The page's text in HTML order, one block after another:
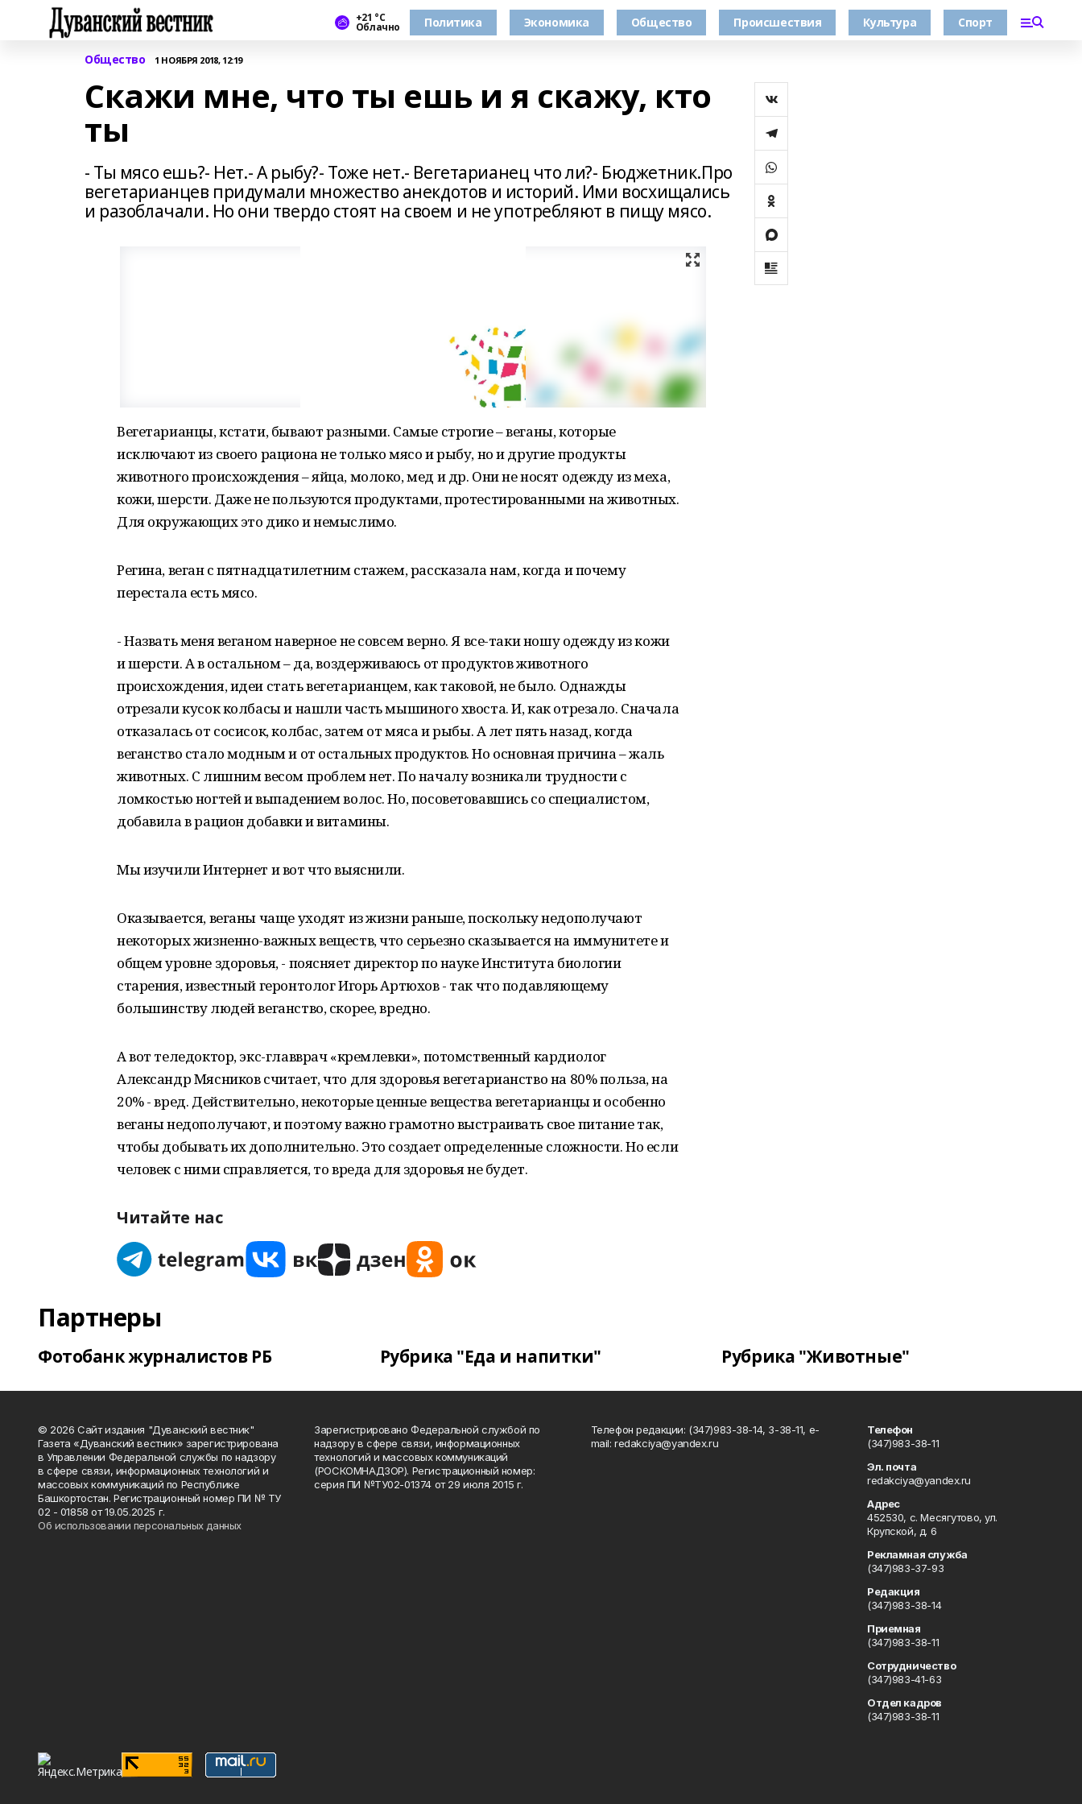
+21 °С
Облачно Политика Экономика Общество Происшествия Культура Спорт
Общество 1 НОЯБРЯ 2018, 12:19
Скажи мне, что ты ешь и я скажу, кто
ты
- Ты мясо ешь?- Нет.- А рыбу?- Тоже нет.- Вегетарианец что ли?- Бюджетник.Про
вегетарианцев придумали множество анекдотов и историй. Ими восхищались
и разоблачали. Но они твердо стоят на своем и не употребляют в пищу мясо.
Вегетарианцы, кстати, бывают разными. Самые строгие – веганы, которые
исключают из своего рациона не только мясо и рыбу, но и другие продукты
животного происхождения – яйца, молоко, мед и др. Они не носят одежду из меха,
кожи, шерсти. Даже не пользуются продуктами, протестированными на животных.
Для окружающих это дико и немыслимо.
Регина, веган с пятнадцатилетним стажем, рассказала нам, когда и почему
перестала есть мясо.
- Назвать меня веганом наверное не совсем верно. Я все-таки ношу одежду из кожи
и шерсти. А в остальном – да, воздерживаюсь от продуктов животного
происхождения, идеи стать вегетарианцем, как таковой, не было. Однажды
отрезали кусок колбасы и нашли часть мышиного хвоста. И, как отрезало. Сначала
отказалась от сосисок, колбас, затем от мяса и рыбы. А лет пять назад, когда
веганство стало модным и от остальных продуктов. Но основная причина – жаль
животных. С лишним весом проблем нет. По началу возникали трудности с
ломкостью ногтей и выпадением волос. Но, посоветовавшись со специалистом,
добавила в рацион добавки и витамины.
Мы изучили Интернет и вот что выяснили.
Оказывается, веганы чаще уходят из жизни раньше, поскольку недополучают
некоторых жизненно-важных веществ, что серьезно сказывается на иммунитете и
общем уровне здоровья, - поясняет директор по науке Института биологии
старения, известный геронтолог Игорь Артюхов - так что подавляющему
большинству людей веганство, скорее, вредно.
А вот теледоктор, экс-главврач «кремлевки», потомственный кардиолог
Александр Мясников считает, что для здоровья вегетарианство на 80% польза, на
20% - вред. Действительно, некоторые ценные вещества вегетарианцы и особенно
веганы недополучают, и поэтому важно грамотно выстраивать свое питание так,
чтобы добывать их дополнительно. Это создает определенные сложности. Но если
человек с ними справляется, то вреда для здоровья не будет.
Читайте нас
Партнеры
Фотобанк журналистов РБ Рубрика "Еда и напитки" Рубрика "Животные"
© 2026 Сайт издания "Дуванский вестник"
Газета «Дуванский вестник» зарегистрирована
в Управлении Федеральной службы по надзору
в сфере связи, информационных технологий и
массовых коммуникаций по Республике
Башкортостан. Регистрационный номер ПИ № ТУ
02 - 01858 от 19.05.2025 г.
Об использовании персональных данных
Зарегистрировано Федеральной службой по
надзору в сфере связи, информационных
технологий и массовых коммуникаций
(РОСКОМНАДЗОР). Регистрационный номер:
серия ПИ №ТУ02-01374 от 29 июля 2015 г.
Телефон редакции: (347)983-38-14, 3-38-11, e-
mail: redakciya@yandex.ru
Телефон
(347)983-38-11
Эл. почта
redakciya@yandex.ru
Адрес
452530, с. Месягутово, ул.
Крупской, д. 6
Рекламная служба
(347)983-37-93
Редакция
(347)983-38-14
Приемная
(347)983-38-11
Сотрудничество
(347)983-41-63
Отдел кадров
(347)983-38-11